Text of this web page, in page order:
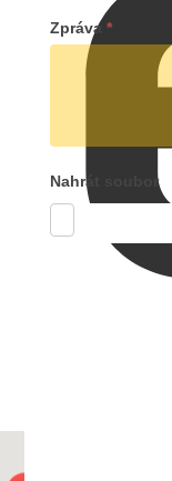
Zpráva *
Nahrát soubor